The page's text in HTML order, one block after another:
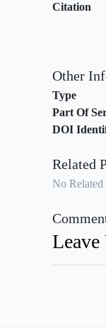
Citation
Other
Type
Part Of
DOI
Related
No Related